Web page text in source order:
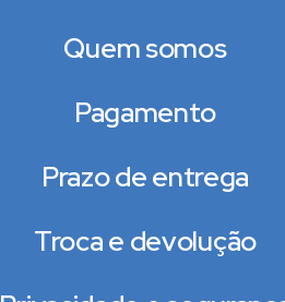
Quem somos
Pagamento
Prazo de entrega
Troca e devolução